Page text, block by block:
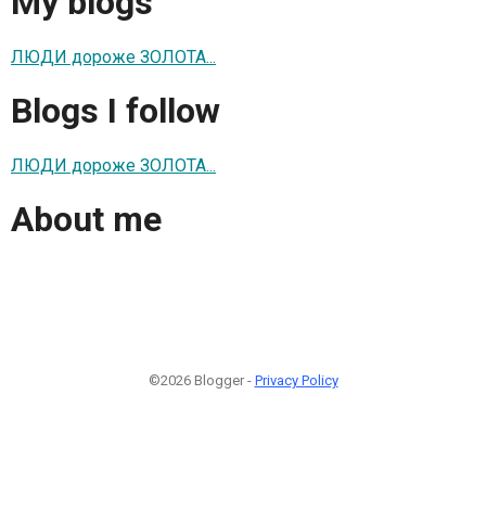
ЛЮДИ дороже ЗОЛОТА...
Blogs I follow
ЛЮДИ дороже ЗОЛОТА...
About me
©2026 Blogger - Privacy Policy